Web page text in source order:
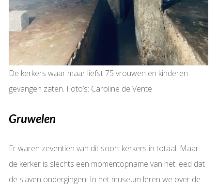
De kerkers waar maar liefst 75 vrouwen en kinderen
gevangen zaten. Foto’s: Caroline de Vente
Gruwelen
Er waren zeventien van dit soort kerkers in totaal. Maar
de kerker is slechts een momentopname van het leed dat
de slaven ondergingen. In het museum leren we over de